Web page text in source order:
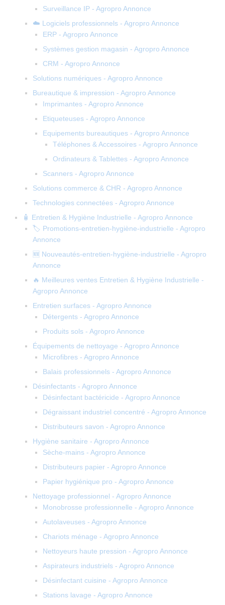
Surveillance IP - Agropro Annonce
☁️ Logiciels professionnels - Agropro Annonce
ERP - Agropro Annonce
Systèmes gestion magasin - Agropro Annonce
CRM - Agropro Annonce
Solutions numériques - Agropro Annonce
Bureautique & impression - Agropro Annonce
Imprimantes - Agropro Annonce
Etiqueteuses - Agropro Annonce
Equipements bureautiques - Agropro Annonce
Téléphones & Accessoires - Agropro Annonce
Ordinateurs & Tablettes - Agropro Annonce
Scanners - Agropro Annonce
Solutions commerce & CHR - Agropro Annonce
Technologies connectées - Agropro Annonce
🧴 Entretien & Hygiène Industrielle - Agropro Annonce
🏷️ Promotions-entretien-hygiène-industrielle - Agropro
Annonce
🆕 Nouveautés-entretien-hygiène-industrielle - Agropro
Annonce
🔥 Meilleures ventes Entretien & Hygiène Industrielle -
Agropro Annonce
Entretien surfaces - Agropro Annonce
Détergents - Agropro Annonce
Produits sols - Agropro Annonce
Équipements de nettoyage - Agropro Annonce
Microfibres - Agropro Annonce
Balais professionnels - Agropro Annonce
Désinfectants - Agropro Annonce
Désinfectant bactéricide - Agropro Annonce
Dégraissant industriel concentré - Agropro Annonce
Distributeurs savon - Agropro Annonce
Hygiène sanitaire - Agropro Annonce
Sèche-mains - Agropro Annonce
Distributeurs papier - Agropro Annonce
Papier hygiénique pro - Agropro Annonce
Nettoyage professionnel - Agropro Annonce
Monobrosse professionnelle - Agropro Annonce
Autolaveuses - Agropro Annonce
Chariots ménage - Agropro Annonce
Nettoyeurs haute pression - Agropro Annonce
Aspirateurs industriels - Agropro Annonce
Désinfectant cuisine - Agropro Annonce
Stations lavage - Agropro Annonce